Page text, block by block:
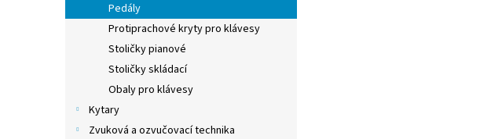
Pedály
Protiprachové kryty pro klávesy
Stoličky pianové
Stoličky skládací
Obaly pro klávesy
Kytary
Zvuková a ozvučovací technika